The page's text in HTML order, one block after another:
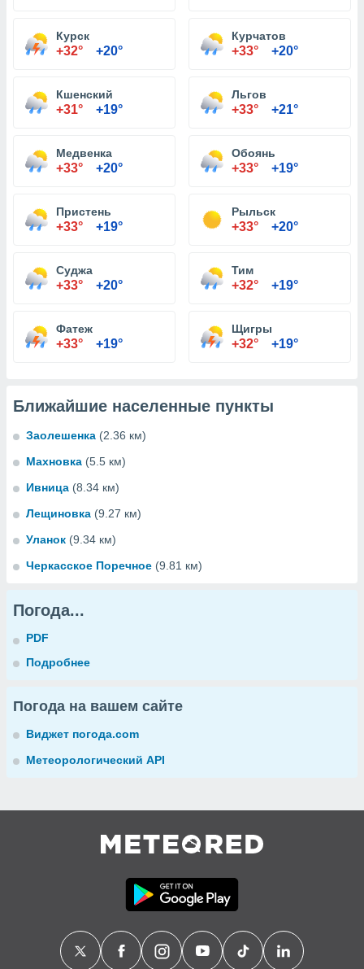
Курск
+32° +20°
Курчатов
+33° +20°
Кшенский
+31° +19°
Льгов
+33° +21°
Медвенка
+33° +20°
Обоянь
+33° +19°
Пристень
+33° +19°
Рыльск
+33° +20°
Суджа
+33° +20°
Тим
+32° +19°
Фатеж
+33° +19°
Щигры
+32° +19°
Ближайшие населенные пункты
Заолешенка (2.36 км)
Махновка (5.5 км)
Ивница (8.34 км)
Лещиновка (9.27 км)
Уланок (9.34 км)
Черкасское Поречное (9.81 км)
Погода...
PDF
Подробнее
Погода на вашем сайте
Виджет погода.com
Метеорологический API